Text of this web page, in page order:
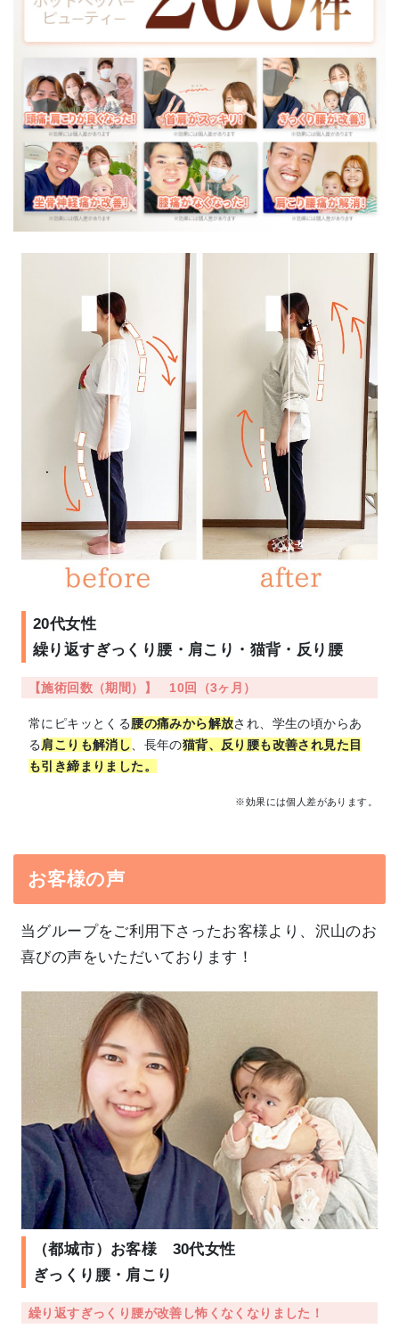
20代女性
繰り返すぎっくり腰・肩こり・猫背・反り腰
【施術回数（期間）】 10回（3ヶ月）
常にピキッとくる腰の痛みから解放され、学生の頃からあ
る肩こりも解消し、長年の猫背、反り腰も改善され見た目
も引き締まりました。
※効果には個人差があります。
お客様の声
当グループをご利用下さったお客様より、沢山のお
喜びの声をいただいております！
（都城市）お客様 30代女性
ぎっくり腰・肩こり
繰り返すぎっくり腰が改善し怖くなくなりました！